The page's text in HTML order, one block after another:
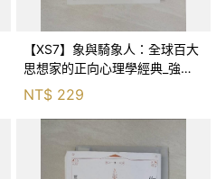
【XS7】象與騎象人：全球百大
思想家的正向心理學經典_強納
森．海德, 李靜瑤
NT$ 229